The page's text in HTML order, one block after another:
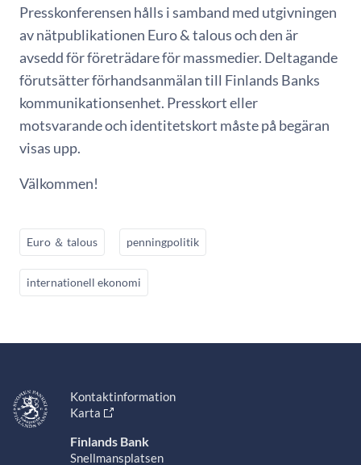
Presskonferensen hålls i samband med utgivningen
av nätpublikationen Euro & talous och den är
avsedd för företrädare för massmedier. Deltagande
förutsätter förhandsanmälan till Finlands Banks
kommunikationsenhet. Presskort eller
motsvarande och identitetskort måste på begäran
visas upp.
Välkommen!
Euro ＆ talous penningpolitik
internationell ekonomi
Kontaktinformation
Karta
Finlands Bank
Snellmansplatsen